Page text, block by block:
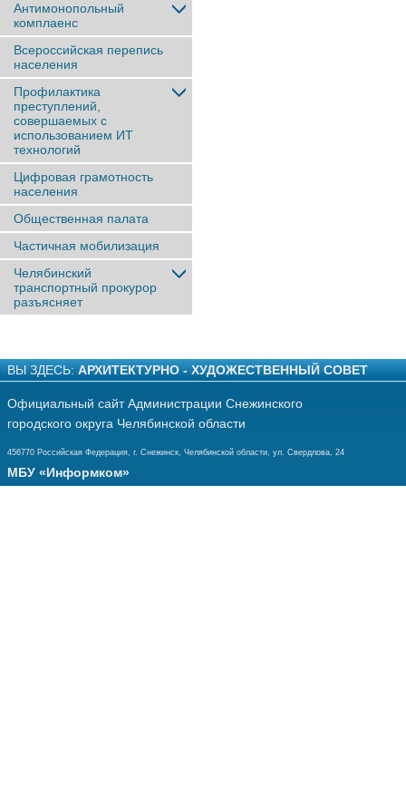
Антимонопольный
комплаенс
Всероссийская перепись
населения
Профилактика
преступлений,
совершаемых с
использованием ИТ
технологий
Цифровая грамотность
населения
Общественная палата
Частичная мобилизация
Челябинский
транспортный прокурор
разъясняет
ВЫ ЗДЕСЬ: АРХИТЕКТУРНО - ХУДОЖЕСТВЕННЫЙ СОВЕТ
Официальный сайт Администрации Снежинского
городского округа Челябинской области
456770 Российская Федерация, г. Снежинск, Челябинской области, ул. Свердлова, 24
МБУ «Информком»